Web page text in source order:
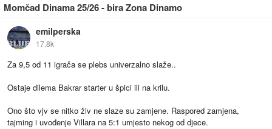
Momčad Dinama 25/26 - bira Zona Dinamo
emilperska
17.8k
Za 9,5 od 11 igrača se plebs univerzalno slaže..
Ostaje dilema Bakrar starter u špici ili na krilu.
Ono što vjv se nitko živ ne slaze su zamjene. Raspored zamjena,
tajming i uvođenje Villara na 5:1 umjesto nekog od djece.